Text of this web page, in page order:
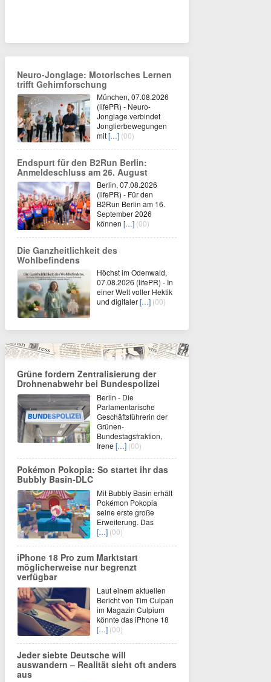
Neuro-Jonglage: Motorisches Lernen
trifft Gehirnforschung
München, 07.08.2026
(lifePR) - Neuro-
Jonglage verbindet
Jonglierbewegungen
mit[…] (00)
Endspurt für den B2Run Berlin:
Anmeldeschluss am 26. August
Berlin, 07.08.2026
(lifePR) - Für den
B2Run Berlin am 16.
September 2026
können […] (00)
Die Ganzheitlichkeit des
Wohlbefindens
Höchst im Odenwald,
07.08.2026 (lifePR) - In
einer Welt voller Hektik
und digitaler[…] (00)
Grüne fordern Zentralisierung der
Drohnenabwehr bei Bundespolizei
Berlin - Die
Parlamentarische
Geschäftsführerin der
Grünen-
Bundestagsfraktion,
Irene […] (00)
Pokémon Pokopia: So startet ihr das
Bubbly Basin-DLC
Mit Bubbly Basin erhält
Pokémon Pokopia
seine erste große
Erweiterung. Das
[…] (00)
iPhone 18 Pro zum Marktstart
möglicherweise nur begrenzt
verfügbar
Laut einem aktuellen
Bericht von Tim Culpan
im Magazin Culpium
könnte das iPhone 18
[…] (00)
Jeder siebte Deutsche will
auswandern – Realität sieht oft anders
aus